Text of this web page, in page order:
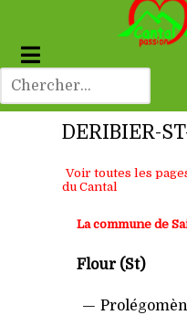
DERIBIER-
Voir toutes les
du Cantal
La commune de
Flour (St)
—